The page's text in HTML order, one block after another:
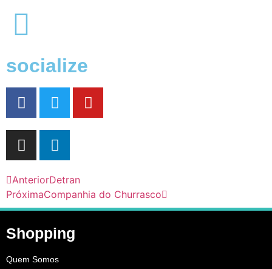
socialize
AnteriorDetran
PróximaCompanhia do Churrasco
Shopping
Quem Somos